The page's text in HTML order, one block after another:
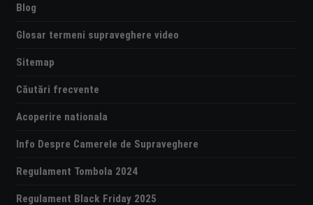
Blog
Glosar termeni supraveghere video
Sitemap
Căutări frecvente
Acoperire nationala
Info Despre Camerele de Supraveghere
Regulament Tombola 2024
Regulament Black Friday 2025